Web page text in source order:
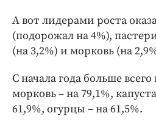
А вот лидерами роста
(подорожал на 4%),
(на 3,2%) и морковь (на
С начала года больше
морковь – на 79,1%,
61,9%, огурцы – на 61,5%.